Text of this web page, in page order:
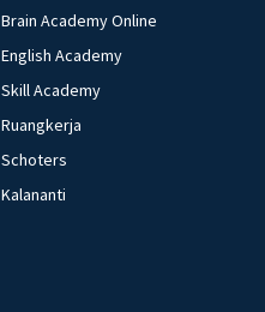
Brain Academy Online
English Academy
Skill Academy
Ruangkerja
Schoters
Kalananti